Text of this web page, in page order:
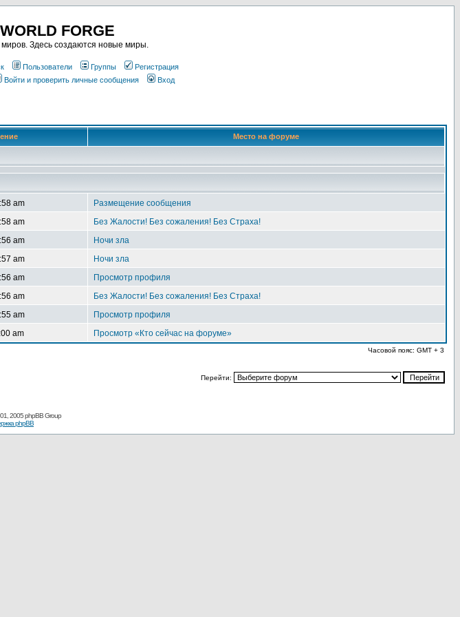
WORLD FORGE
миров. Здесь создаются новые миры.
Пользователи Группы
Регистрация
Войти и проверить личные сообщения Вход
Место на форуме
am
Размещение сообщения
am
Без Жалости! Без сожаления! Без Страха!
am
Ночи зла
am
Ночи зла
am
Просмотр профиля
am
Без Жалости! Без сожаления! Без Страха!
am
Просмотр профиля
am Просмотр «Кто сейчас на форуме»
Часовой пояс: GMT + 3
Перейти:
2005 phpBB Group
phpBB